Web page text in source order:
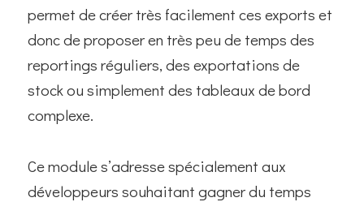
permet de créer très facilement ces exports et
donc de proposer en très peu de temps des
reportings réguliers, des exportations de
stock ou simplement des tableaux de bord
complexe.
Ce module s’adresse spécialement aux
développeurs souhaitant gagner du temps